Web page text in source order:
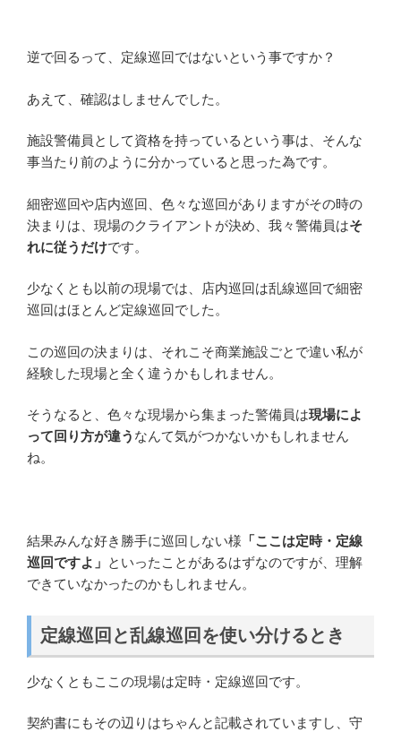
逆で回るって、定線巡回ではないという事ですか？
あえて、確認はしませんでした。
施設警備員として資格を持っているという事は、そんな
事当たり前のように分かっていると思った為です。
細密巡回や店内巡回、色々な巡回がありますがその時の
決まりは、現場のクライアントが決め、我々警備員はそ
れに従うだけです。
少なくとも以前の現場では、店内巡回は乱線巡回で細密
巡回はほとんど定線巡回でした。
この巡回の決まりは、それこそ商業施設ごとで違い私が
経験した現場と全く違うかもしれません。
そうなると、色々な現場から集まった警備員は現場によ
って回り方が違う なんて気がつかないかもしれません
ね。
結果みんな好き勝手に巡回しない様 「ここは定時・定線
巡回ですよ」 といったことがあるはずなのですが、理解
できていなかったのかもしれません。
定線巡回と乱線巡回を使い分けるとき
少なくともここの現場は定時・定線巡回です。
契約書にもその辺りはちゃんと記載されていますし、守